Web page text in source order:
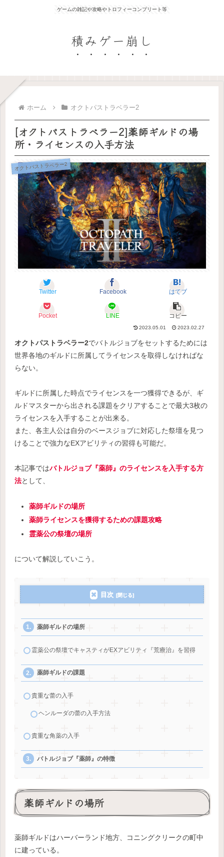
ゲームの雑記や攻略やトロフィーコンプリート等
積みゲー崩し
ホーム オクトパストラベラー2
[オクトパストラベラー2]薬師ギルドの場
所・ライセンスの入手方法
オクトパストラベラー2
Twitter Facebook はてブ
Pocket LINE コピー
2023.05.01 2023.02.27
オクトパストラベラー2でバトルジョブをセットするためには
世界各地のギルドに所属してライセンスを取得しなければな
らない。
ギルドに所属した時点でライセンスを一つ獲得できるが、ギ
ルドマスターから出される課題をクリアすることで最大3枚の
ライセンスを入手することが出来る。
また、各主人公は自分のベースジョブに対応した祭壇を見つ
けることで強力なEXアビリティの習得も可能だ。
本記事ではバトルジョブ『薬師』のライセンスを入手する方
法として、
薬師ギルドの場所
薬師ライセンスを獲得するための課題攻略
霊薬公の祭壇の場所
について解説していこう。
目次
薬師ギルドの場所
霊薬公の祭壇でキャスティがEXアビリティ『荒療治』を習得
薬師ギルドの課題
貴重な蕾の入手
ヘンルーダの蕾の入手方法
貴重な角薬の入手
バトルジョブ『薬師』の特徴
薬師ギルドの場所
薬師ギルドはハーバーランド地方、コニングクリークの町中
に建っている。